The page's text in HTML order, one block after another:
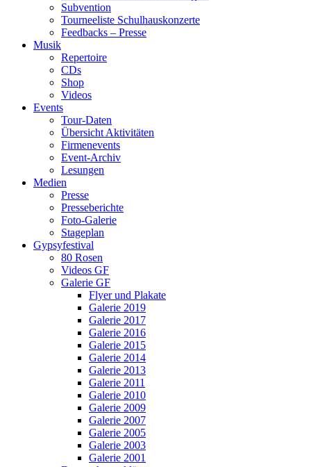
Subvention
Tourneeliste Schulhauskonzerte
Feedbacks – Presse
Musik
Repertoire
CDs
Shop
Videos
Events
Tour-Daten
Übersicht Aktivitäten
Firmenevents
Event-Archiv
Lesungen
Medien
Presse
Presseberichte
Foto-Galerie
Stageplan
Gypsyfestival
80 Rosen
Videos GF
Galerie GF
Flyer und Plakate
Galerie 2019
Galerie 2017
Galerie 2016
Galerie 2015
Galerie 2014
Galerie 2013
Galerie 2011
Galerie 2010
Galerie 2009
Galerie 2007
Galerie 2005
Galerie 2003
Galerie 2001